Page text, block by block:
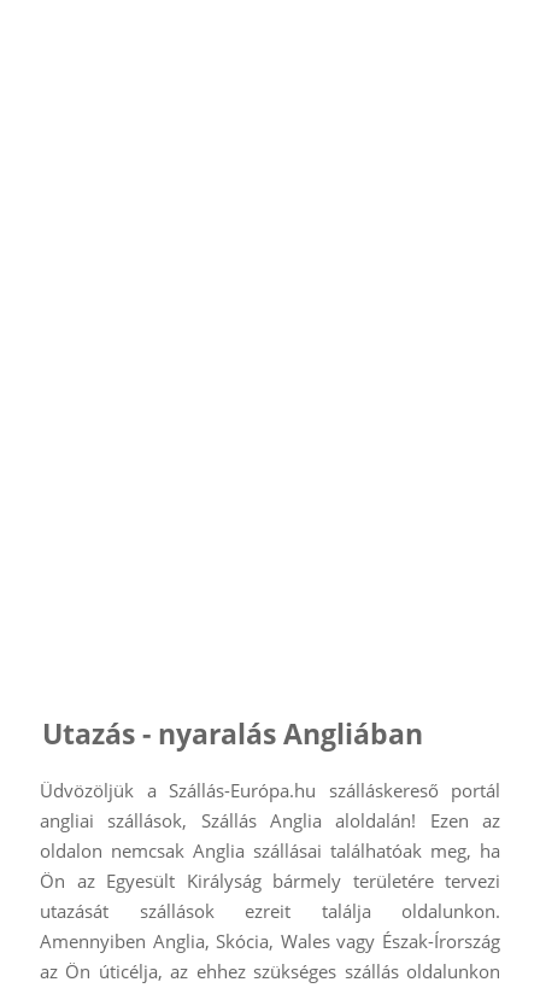
Utazás - nyaralás Angliában
Üdvözöljük a Szállás-Európa.hu szálláskereső portál
angliai szállások, Szállás Anglia aloldalán! Ezen az
oldalon nemcsak Anglia szállásai találhatóak meg, ha
Ön az Egyesült Királyság bármely területére tervezi
utazását szállások ezreit találja oldalunkon.
Amennyiben Anglia, Skócia, Wales vagy Észak-Írország
az Ön úticélja, az ehhez szükséges szállás oldalunkon